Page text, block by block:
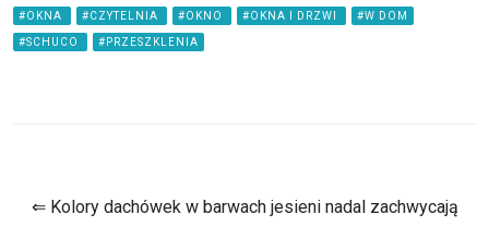
#OKNA #CZYTELNIA #OKNO #OKNA I DRZWI #W DOM
#SCHUCO #PRZESZKLENIA
⇐ Kolory dachówek w barwach jesieni nadal zachwycają